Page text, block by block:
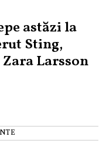
astăzi la
Sting,
Larsson